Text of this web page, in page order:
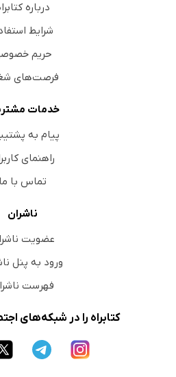
درباره
شرایط
حریم
فرصت‌های
خدمات
پیام به
راهنمای
تماس با ما
ناشران
عضویت
ورود به پنل
فهرست
کتابراه را در شبکه‌های